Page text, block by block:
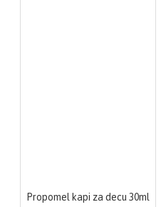
Propomel kapi za decu 30ml